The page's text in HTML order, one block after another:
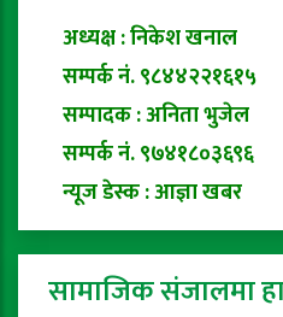
अध्यक्ष : निकेश खनाल
सम्पर्क नं. ९८४४२२१६१५
सम्पादक : अनिता भुजेल
सम्पर्क नं. ९७४१८०३६९६
न्यूज डेस्क : आज्ञा खबर
सामाजिक संजालमा